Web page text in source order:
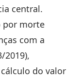
central.
por morte
com a
2019),
do valor